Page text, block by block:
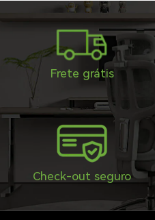
Frete grátis
Check-out seguro